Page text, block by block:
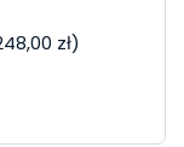
zł)